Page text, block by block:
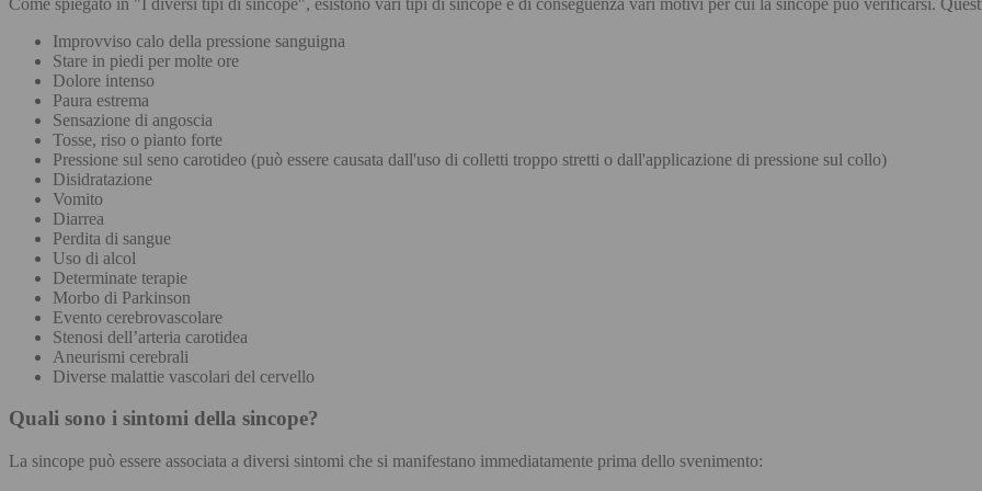
Improvviso calo della pressione sanguigna
Stare in piedi per molte ore
Dolore intenso
Paura estrema
Sensazione di angoscia
Tosse, riso o pianto forte
Pressione sul seno carotideo (può essere causata dall'uso di colletti troppo stretti o dall'applicazione di pressione sul collo)
Disidratazione
Vomito
Diarrea
Perdita di sangue
Uso di alcol
Determinate terapie
Morbo di Parkinson
Evento cerebrovascolare
Stenosi dell’arteria carotidea
Aneurismi cerebrali
Diverse malattie vascolari del cervello
Quali sono i sintomi della sincope?
La sincope può essere associata a diversi sintomi che si manifestano immediatamente prima dello svenimento: